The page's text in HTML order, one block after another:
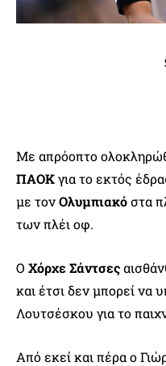
Με απρόοπτο
ΠΑΟΚγια το εκτός
με τονΟλυμπιακόστα
των πλέι οφ.
Ο Χόρχε Σάντσες
και έτσι δεν μπορεί να
Λουτσέσκου για το
Από εκεί και πέρα ο